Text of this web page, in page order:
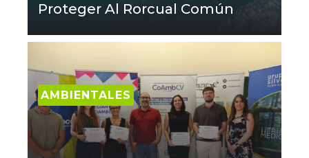
Proteger Al Rorcual Común
AMBIENTALES